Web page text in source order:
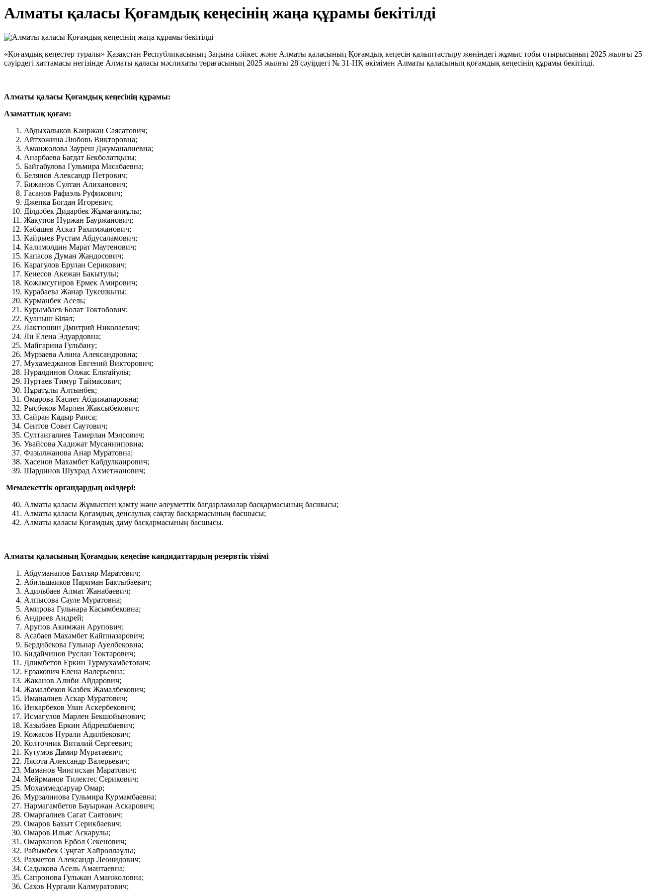
Алматы қаласы Қоғамдық кеңесінің жаңа құрамы бекітілді
«Қоғамдық кеңестер туралы» Қазақстан Республикасының Заңына сәйкес және Алматы қаласының Қоғамдық кеңесін қалыптастыру жөніндегі жұмыс тобы отырысының 2025 жылғы 25
сәуірдегі хаттамасы негізінде Алматы қаласы мәслихаты төрағасының 2025 жылғы 28 сәуірдегі № 31-НҚ өкімімен Алматы қаласының қоғамдық кеңесінің құрамы бекітілді.
Алматы қаласы Қоғамдық кеңесінің құрамы:
Азаматтыққоғам:
Абдыхалыков Каиржан Саясатович;
Айтхожина Любовь Викторовна;
Аманжолова Зауреш Джуманалиевна;
Анарбаева Багдат Бекболатқызы;
Байгабулова Гульмира Масабаевна;
Белянов Александр Петрович;
Бижанов Султан Алиханович;
Гасанов Рафаэль Руфикович;
Джепка Богдан Игоревич;
Ділдәбек Дидарбек Жұмағалиұлы;
Жакупов Нуржан Бауржанович;
Кабашев Аскат Рахимжанович;
Кайрыев Рустам Абдусаламович;
Калимолдин Марат Маутенович;
Капасов Думан Жандосович;
Карагулов Ерулан Серикович;
Кенесов Акежан Бакытулы;
Кожамсугиров Ермек Амирович;
Курабаева Жанар Тукешкызы;
Курманбек Асель;
Курымбаев Болат Токтобович;
Қуаныш Біләл;
Лактюшин Дмитрий Николаевич;
Ли Елена Эдуардовна;
Майгарина Гульбану;
Мурзаева Алина Александровна;
Мухамеджанов Евгений Викторович;
Нуралдинов Олжас Ельтайулы;
Нуртаев Тимур Таймасович;
Нұратұлы Алтынбек;
Омарова Касиет Абдижапаровна;
Рысбеков Марлен Жаксыбекович;
Сайран Кадыр Раиса;
Сеитов Совет Саутович;
Султангалиев Тамерлан Мэлсович;
Увайсова Хадижат Мусанниповна;
Фазылжанова Анар Муратовна;
Хасенов Махамбет Кабдулкаирович;
Шардинов Шухрад Ахметжанович;
Мемлекеттік органдардың өкілдері:
Алматы қаласы Жұмыспен қамту және әлеуметтік бағдарламалар басқармасының басшысы;
Алматы қаласы Қоғамдық денсаулық сақтау басқармасының басшысы;
Алматы қаласы Қоғамдық даму басқармасының басшысы.
Алматы қаласының Қоғамдық кеңесіне кандидаттардың резервтік тізімі
Абдуманапов Бахтьяр Маратович;
Абильшаиков Нариман Бактыбаевич;
Адильбаев Алмат Жанабаевич;
Алпысова Сауле Муратовна;
Амирова Гульнара Касымбековна;
Андреев Андрей;
Арупов Акимжан Арупович;
Асабаев Махамбет Кайпназарович;
Бердибекова Гульнар Ауелбековна;
Бидайчинов Руслан Токтарович;
Длимбетов Еркин Турмухамбетович;
Ерзакович Елена Валерьевна;
Жаканов Алиби Айдарович;
Жамалбеков Казбек Жамалбекович;
Иманалиев Аскар Муратович;
Инкарбеков Улан Аскербекович;
Исмагулов Марлен Бекшойынович;
Казыбаев Еркин Абдрешбаевич;
Кожасов Нурали Адилбекович;
Колточник Виталий Сергеевич;
Кутумов Дамир Муратаевич;
Лясота Александр Валерьевич;
Маманов Чингисхан Маратович;
Мейрманов Тилектес Серикович;
Мохаммедсаруар Омар;
Мурзалинова Гульмира Курмамбаевна;
Нармагамбетов Бауыржан Аскарович;
Омаргалиев Сагат Саятович;
Омаров Бахыт Серикбаевич;
Омаров Ильяс Аскарулы;
Омарханов Ербол Секенович;
Райымбек Сұңғат Хайроллаұлы;
Рахметов Александр Леонидович;
Садыкова Асель Амантаевна;
Сапронова Гульжан Аманжоловна;
Сахов Нургали Калмуратович;